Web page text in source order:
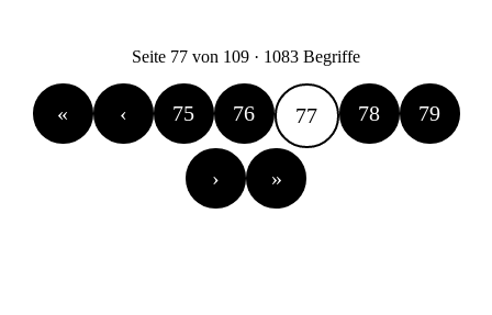
Seite 77 von 109 · 1083 Begriffe
« ‹ 75 76 77 78 79
› »